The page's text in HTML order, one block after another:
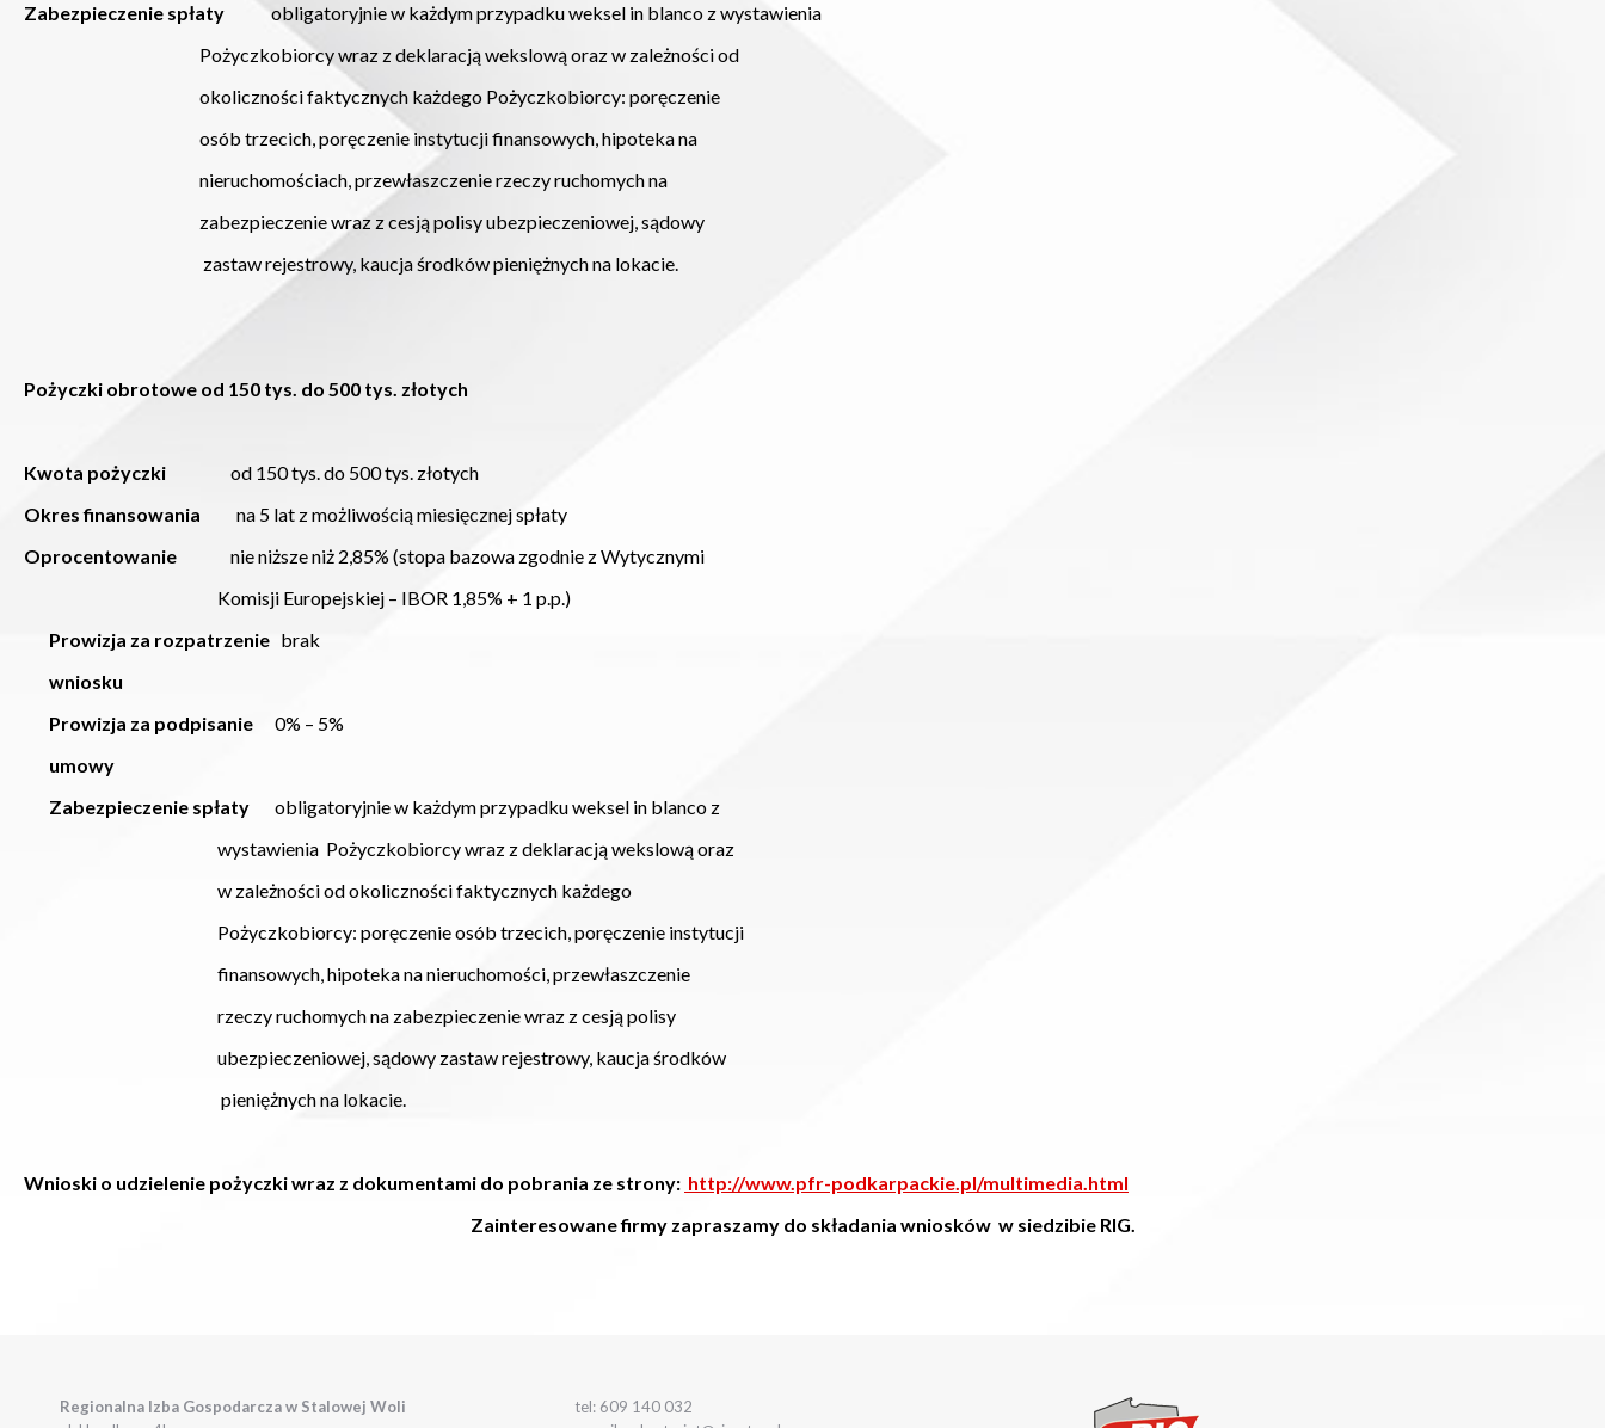
Zabezpieczenie spłatyobligatoryjnie w każdym przypadku weksel in blanco z wystawienia
Pożyczkobiorcy wraz z deklaracją wekslową oraz w zależności od
okoliczności faktycznych każdego Pożyczkobiorcy: poręczenie
osób trzecich, poręczenie instytucji finansowych, hipoteka na
nieruchomościach, przewłaszczenie rzeczy ruchomych na
zabezpieczenie wraz z cesją polisy ubezpieczeniowej, sądowy
zastaw rejestrowy, kaucja środków pieniężnych na lokacie.
Pożyczki obrotowe od 150 tys. do 500 tys. złotych
Kwota pożyczki od 150 tys. do 500 tys. złotych
Okres finansowania na 5 lat z możliwością miesięcznej spłaty
Oprocentowanie nie niższe niż 2,85% (stopa bazowa zgodnie z Wytycznymi
Komisji Europejskiej – IBOR 1,85% + 1 p.p.)
Prowizja za rozpatrzenie brak
wniosku
Prowizja za podpisanie 0% – 5%
umowy
Zabezpieczenie spłaty obligatoryjnie w każdym przypadku weksel in blanco z
wystawienia Pożyczkobiorcy wraz z deklaracją wekslową oraz
w zależności od okoliczności faktycznych każdego
Pożyczkobiorcy: poręczenie osób trzecich, poręczenie instytucji
finansowych, hipoteka na nieruchomości, przewłaszczenie
rzeczy ruchomych na zabezpieczenie wraz z cesją polisy
ubezpieczeniowej, sądowy zastaw rejestrowy, kaucja środków
pieniężnych na lokacie.
Wnioski o udzielenie pożyczki wraz z dokumentami do pobrania ze strony: http://www.pfr-podkarpackie.pl/multimedia.html
Zainteresowane firmy zapraszamy do składania wniosków w siedzibie RIG.
Regionalna Izba Gospodarcza w Stalowej Woli
tel: 609 140 032